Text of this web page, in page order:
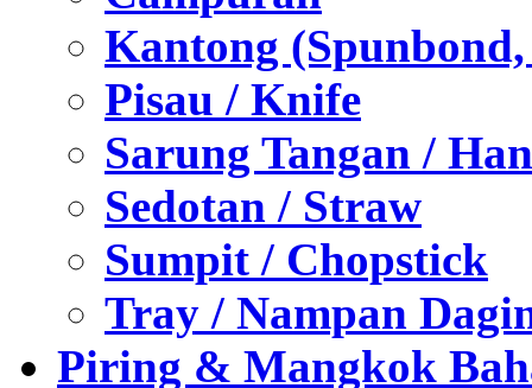
Kantong
Pisau / Knife
Sarung Tangan /
Sedotan / Straw
Sumpit / Chopstick
Tray / Nampan
Piring & Mangkok